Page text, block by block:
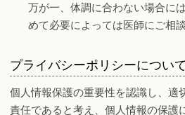
万が一、体調に合わない場合に
めて必要によっては医師にご相談
プライバシーポリシーについて
個人情報保護の重要性を認識し、適
責任であると考え、個人情報の保護